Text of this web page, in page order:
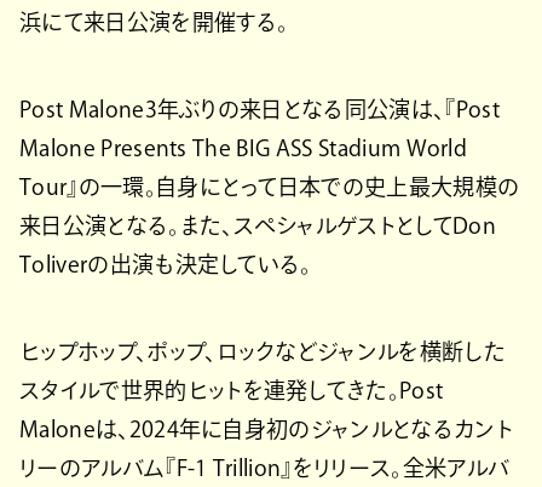
浜にて来日公演を開催する。
Post Malone3年ぶりの来日となる同公演は、『Post
Malone Presents The BIG ASS Stadium World
Tour』の一環。自身にとって日本での史上最大規模の
来日公演となる。また、スペシャルゲストとしてDon
Toliverの出演も決定している。
ヒップホップ、ポップ、ロックなどジャンルを横断した
スタイルで世界的ヒットを連発してきた。Post
Maloneは、2024年に自身初のジャンルとなるカント
リーのアルバム『F-1 Trillion』をリリース。全米アルバ